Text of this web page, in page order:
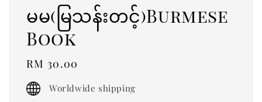
မမ(မြသန်းတင့်)Burmese
Book
Regular
price
RM 30.00
Worldwide shipping